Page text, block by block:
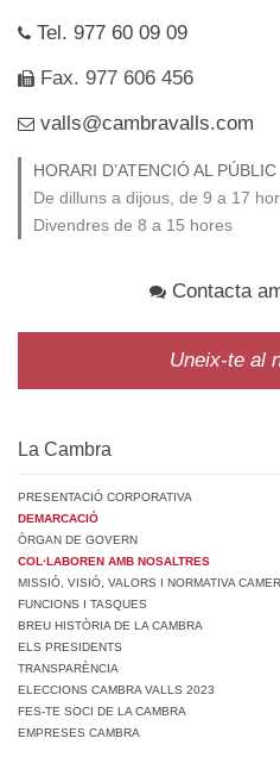
Tel. 977 60 09 09
Fax. 977 606 456
valls@cambravalls.com
HORARI D’ATENCIÓ AL PÚBLIC
De dilluns a dijous, de 9 a 17
Divendres de 8 a 15 hores
Contacta
Uneix-te al
La Cambra
PRESENTACIÓ CORPORATIVA
DEMARCACIÓ
ÒRGAN DE GOVERN
COL·LABOREN AMB NOSALTRES
MISSIÓ, VISIÓ, VALORS I NORMATIVA
FUNCIONS I TASQUES
BREU HISTÒRIA DE LA CAMBRA
ELS PRESIDENTS
TRANSPARÈNCIA
ELECCIONS CAMBRA VALLS 2023
FES-TE SOCI DE LA CAMBRA
EMPRESES CAMBRA